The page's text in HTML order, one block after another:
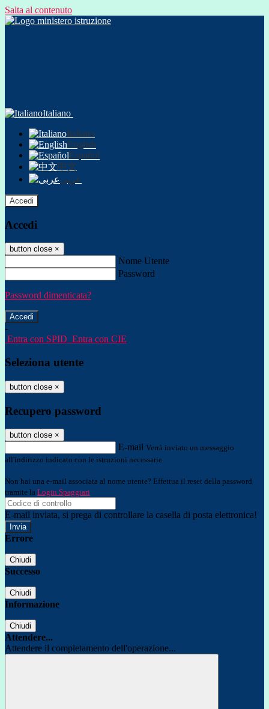
Salta al contenuto
Italiano
Italiano
English
Español
中文
عربى
Accedi
Accedi
button close ×
Nome Utente
Password
Password dimenticata?
-
Entra con SPID Entra con CIE
Seleziona utente
button close ×
Recupero password
button close ×
E-mail Verrà inviato un messaggio
all'indirizzo indicato con le istruzioni necessarie.
Non hai una e-mail associata al nome utente? Effettua il reset della password
tramite la Login Spaggiari
E-mail inviata, si prega di controllare la casella di posta elettronica!
Errore
Chiudi
Successo
Chiudi
Informazione
Chiudi
Attendere...
Attendere il completamento dell'operazione...